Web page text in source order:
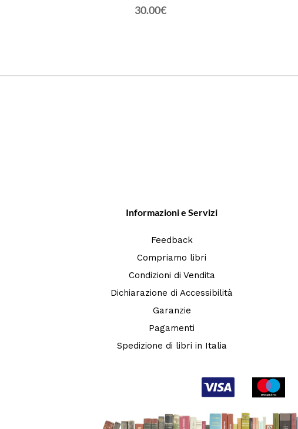
30.00€
Informazioni e Servizi
Feedback
Compriamo libri
Condizioni di Vendita
Dichiarazione di Accessibilità
Garanzie
Pagamenti
Spedizione di libri in Italia